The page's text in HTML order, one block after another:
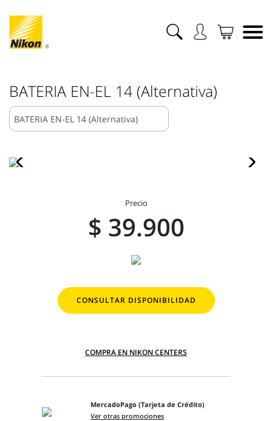
BATERIA EN-EL 14 (Alternativa)
Precio
$ 39.900
CONSULTAR DISPONIBILIDAD
COMPRA EN NIKON CENTERS
MercadoPago (Tarjeta de Crédito)
Ver otras promociones